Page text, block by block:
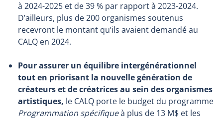
à 2024-2025 et de 39 % par rapport à 2023-2024.
D’ailleurs, plus de 200 organismes soutenus
recevront le montant qu’ils avaient demandé au
CALQ en 2024.
Pour assurer un équilibre intergénérationnel
tout en priorisant la nouvelle génération de
créateurs et de créatrices au sein des organismes
artistiques, le CALQ porte le budget du programme
Programmation spécifiqueà plus de 13 M$ et les